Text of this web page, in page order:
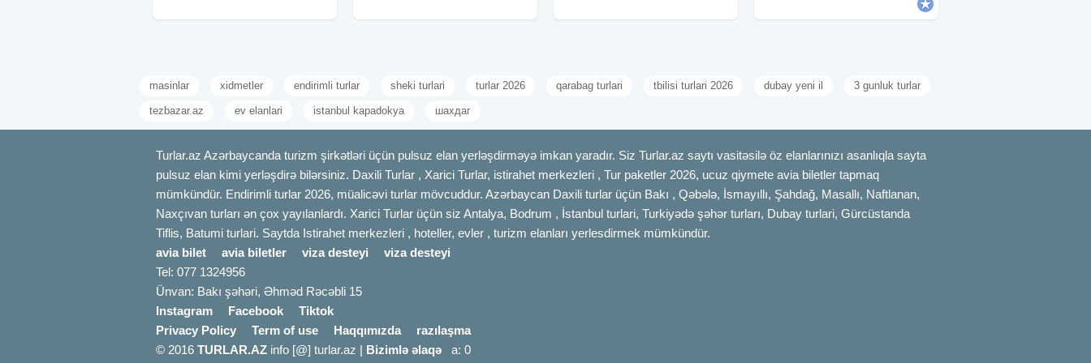
15-16,
masinlar xidmetler endirimli turlar sheki turlari turlar 2026 qarabag turlari tbilisi turlari 2026 dubay yeni il 3 gunluk turlar
tezbazar.az ev elanlari istanbul kapadokya шахдаг
Turlar.az Azərbaycanda turizm şirkətləri üçün pulsuz elan yerləşdirməyə imkan yaradır. Siz Turlar.az saytı vasitəsilə öz elanlarınızı asanlıqla sayta
pulsuz elan kimi yerləşdirə bilərsiniz. Daxili Turlar , Xarici Turlar, istirahet merkezleri , Tur paketler 2026, ucuz qiymete avia biletler tapmaq
mümkündür. Endirimli turlar 2026, müalicəvi turlar mövcuddur. Azərbaycan Daxili turlar üçün Bakı , Qəbələ, İsmayıllı, Şahdağ, Masallı, Naftlanan,
Naxçıvan turları ən çox yayılanlardı. Xarici Turlar üçün siz Antalya, Bodrum , İstanbul turlari, Turkiyədə şəhər turları, Dubay turlari, Gürcüstanda
Tiflis, Batumi turlari. Saytda Istirahet merkezleri , hoteller, evler , turizm elanları yerlesdirmek mümkündür.
avia bilet
avia biletler viza desteyi
viza desteyi
Tel: 077 1324956
Ünvan: Bakı şəhəri, Əhməd Rəcəbli 15
Instagram
Facebook
Tiktok
Privacy Policy
Term of use Haqqımızda
razılaşma
© 2016 TURLAR.AZ info [@] turlar.az | Bizimlə əlaqə a: 0